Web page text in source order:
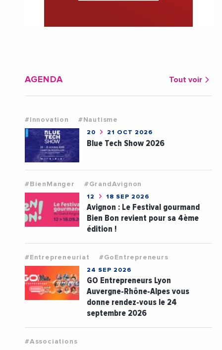
AGENDA Tout voir
#Innovation #Nautisme
20 21 OCT 2026
Blue Tech Show 2026
#BienManger #GrandAvignon
12 18 SEP 2026
Avignon : Le Festival gourmand
Bien Bon revient pour sa 4ème
édition !
#Entrepreneuriat #GoEntrepreneurs
24 SEP 2026
GO Entrepreneurs Lyon
Auvergne-Rhône-Alpes vous
donne rendez-vous le 24
septembre 2026
#Associations